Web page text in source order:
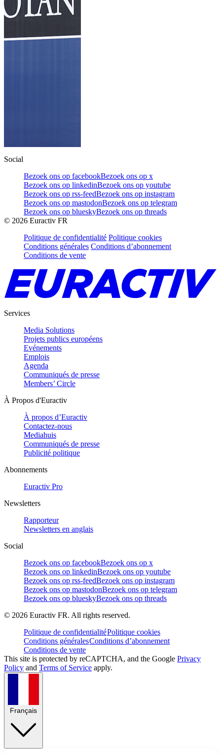
Social
Bezoek ons op facebookBezoek ons op x
Bezoek ons op linkedinBezoek ons op youtube
Bezoek ons op rss-feedBezoek ons op instagram
Bezoek ons op mastodonBezoek ons op telegram
Bezoek ons op blueskyBezoek ons op threads
© 2026 Euractiv FR
Politique de confidentialité Politique cookies
Conditions générales Conditions d’abonnement
Conditions de vente
Services
Media Solutions
Projets publics européens
Evénements
Emplois
Agenda
Communiqués de presse
Members’ Circle
À Propos d'Euractiv
À propos d’Euractiv
Contactez-nous
Mediahuis
Communiqués de presse
Publicité politique
Abonnements
Euractiv Pro
Newsletters
Rapporteur
Newsletters en anglais
Social
Bezoek ons op facebookBezoek ons op x
Bezoek ons op linkedinBezoek ons op youtube
Bezoek ons op rss-feedBezoek ons op instagram
Bezoek ons op mastodonBezoek ons op telegram
Bezoek ons op blueskyBezoek ons op threads
© 2026 Euractiv FR. All rights reserved.
Politique de confidentialitéPolitique cookies
Conditions généralesConditions d’abonnement
Conditions de vente
This site is protected by reCAPTCHA, and the Google Privacy
Policy and Terms of Service apply.
Français